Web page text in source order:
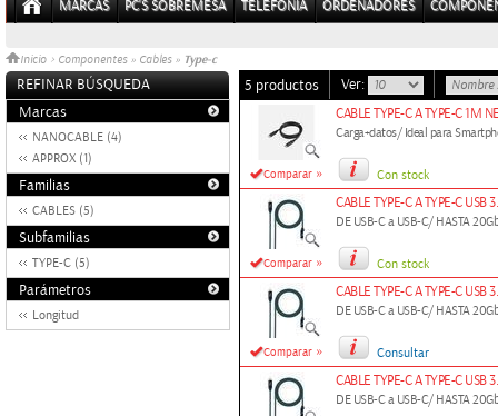
MARCAS PC'S SOBREMESA TELEFONIA ORDENADORES
Inicio > Componentes » Cables » Type-c
REFINAR BÚSQUEDA
Marcas
NANOCABLE (4)
APPROX (1)
Familias
CABLES (5)
Subfamilias
TYPE-C (5)
Parámetros
Longitud
5 productos Ver:
Comparar »
CABLE TYPE-C A TYPE-C 1M
Carga+datos/ Ideal para
Con stock
Comparar »
CABLE TYPE-C A TYPE-C USB
DE USB-C a USB-C/ HASTA
Con stock
Comparar »
CABLE TYPE-C A TYPE-C USB
DE USB-C a USB-C/ HASTA
Consultar
CABLE TYPE-C A TYPE-C USB
DE USB-C a USB-C/ HASTA